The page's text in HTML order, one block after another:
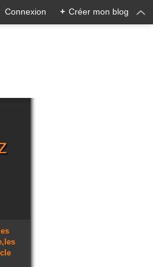
Connexion + Créer mon blog